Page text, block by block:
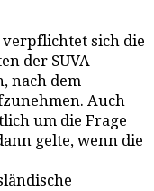
verpflichtet sich die
der SUVA
nach dem
Auch
um die Frage
gelte, wenn die